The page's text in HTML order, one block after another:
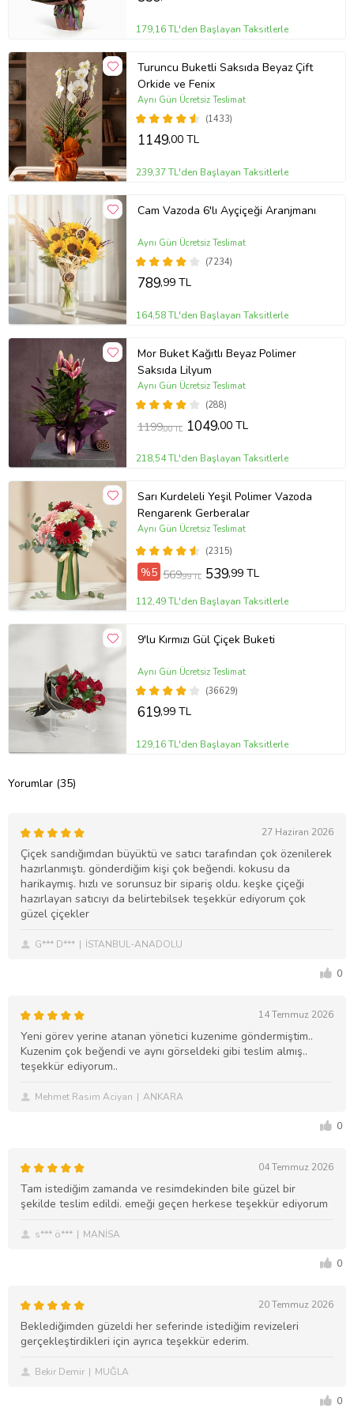
179,16 TL'den Başlayan Taksitlerle
Turuncu Buketli Saksıda Beyaz Çift
Orkide ve Fenix
(1433)
Aynı Gün Ücretsiz Teslimat
1149,00 TL
239,37 TL'den Başlayan Taksitlerle
Cam Vazoda 6'lı Ayçiçeği Aranjmanı
(7234)
Aynı Gün Ücretsiz Teslimat
789,99 TL
164,58 TL'den Başlayan Taksitlerle
Mor Buket Kağıtlı Beyaz Polimer
Saksıda Lilyum
(288)
Aynı Gün Ücretsiz Teslimat
1199,00 TL 1049,00 TL
218,54 TL'den Başlayan Taksitlerle
Sarı Kurdeleli Yeşil Polimer Vazoda
Rengarenk Gerberalar
(2315)
Aynı Gün Ücretsiz Teslimat
%5 569,99 TL 539,99 TL
112,49 TL'den Başlayan Taksitlerle
9'lu Kırmızı Gül Çiçek Buketi
(36629)
Aynı Gün Ücretsiz Teslimat
619,99 TL
129,16 TL'den Başlayan Taksitlerle
Yorumlar (35)
27 Haziran 2026
Çiçek sandığımdan büyüktü ve satıcı tarafından çok özenilerek
hazırlanmıştı. gönderdiğim kişi çok beğendi. kokusu da
harikaymış. hızlı ve sorunsuz bir sipariş oldu. keşke çiçeği
hazırlayan satıcıyı da belirtebilsek teşekkür ediyorum çok
güzel çiçekler
G*** D*** İSTANBUL-ANADOLU
0
14 Temmuz 2026
Yeni görev yerine atanan yönetici kuzenime göndermiştim..
Kuzenim çok beğendi ve aynı görseldeki gibi teslim almış..
teşekkür ediyorum..
Mehmet Rasim Aciyan ANKARA
0
04 Temmuz 2026
Tam istediğim zamanda ve resimdekinden bile güzel bir
şekilde teslim edildi. emeği geçen herkese teşekkür ediyorum
s*** ö*** MANİSA
0
20 Temmuz 2026
Beklediğimden güzeldi her seferinde istediğim revizeleri
gerçekleştirdikleri için ayrıca teşekkür ederim.
Bekir Demir MUĞLA
0